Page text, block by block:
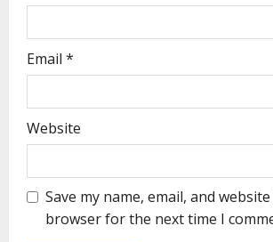
Email *
Website
Save my name, email, and
browser for the next time I